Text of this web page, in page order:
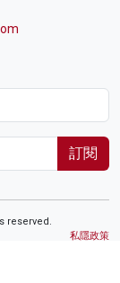
訂閱
reserved.
私隱政策